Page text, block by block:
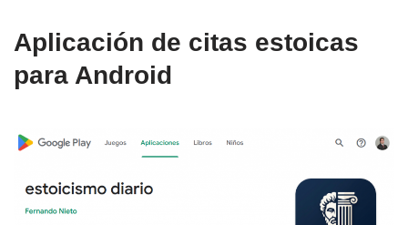
Aplicación de citas estoicas
para Android